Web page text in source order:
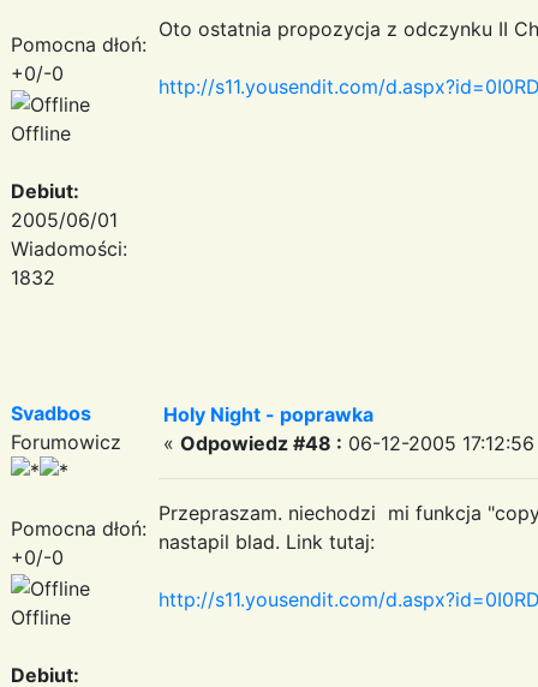
Pomocna dłoń:
+0/-0
Offline
Debiut:
2005/06/01
Wiadomości:
1832
Oto ostatnia propozycja z odczynku II
http://s11.yousendit.com/
Svadbos
Forumowicz
Pomocna dłoń:
+0/-0
Offline
Debiut:
Holy Night - poprawka
« Odpowiedz #48 : 06-12-2005
Przepraszam. niechodzi mi funkcja
nastapil blad. Link tutaj:
http://s11.yousendit.com/